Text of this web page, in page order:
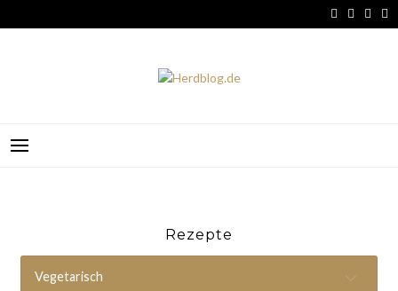
to
Rezepte
Vegetarisch